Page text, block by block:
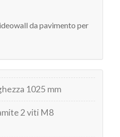
da pavimento per
1025 mm
2 viti M8